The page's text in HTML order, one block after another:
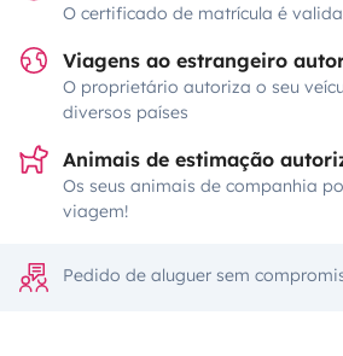
O certificado de matrícula é
Viagens ao estrangeiro
O proprietário autoriza o seu
diversos países
Animais de estimação
Os seus animais de companhia
viagem!
Pedido de aluguer sem